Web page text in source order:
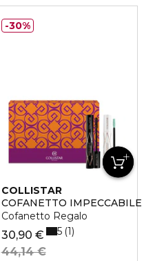
COLLISTAR
COFANETTO
Cofanetto Regalo
30,90 €
44,14 €
5 1
30%